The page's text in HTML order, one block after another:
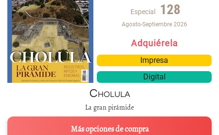
Especial 128
Agosto-Septiembre 2026
Adquiérela
Impresa
Digital
Cholula
La gran pirámide
Más opciones de compra